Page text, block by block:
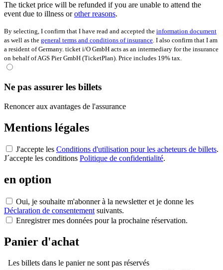
The ticket price will be refunded if you are unable to attend the
event due to illness orother reasons.
By selecting, I confirm that I have read and accepted the information document
as well as the general terms and conditions of insurance. I also confirm that I am
a resident of Germany. ticket i/O GmbH acts as an intermediary for the insurance
on behalf of AGS Pier GmbH (TicketPlan). Price includes 19% tax.
Ne pas assurer les billets
Renoncer aux avantages de l'assurance
Mentions légales
J'accepte les Conditions d'utilisation pour les acheteurs de billets.
J´accepte les conditions Politique de confidentialité.
en option
Oui, je souhaite m'abonner à la newsletter et je donne les
Déclaration de consentement suivants.
Enregistrer mes données pour la prochaine réservation.
Panier d'achat
Les billets dans le panier ne sont pas réservés